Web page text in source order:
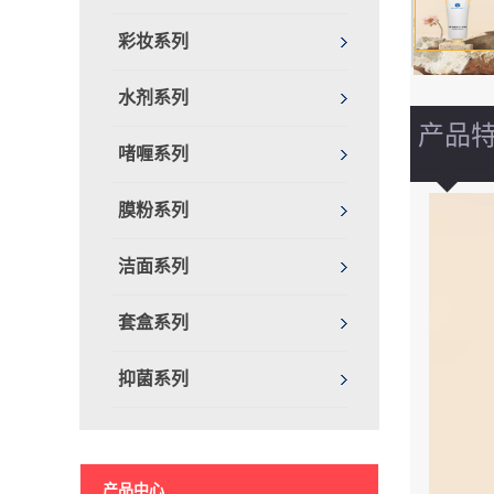
彩妆系列
水剂系列
啫喱系列
膜粉系列
洁面系列
套盒系列
抑菌系列
产品中心
产品